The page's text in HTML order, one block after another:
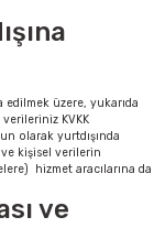
edilmek üzere, yukarıda
KVKK
olarak yurtdışında
kişisel verilerin
hizmet aracılarına da
ve